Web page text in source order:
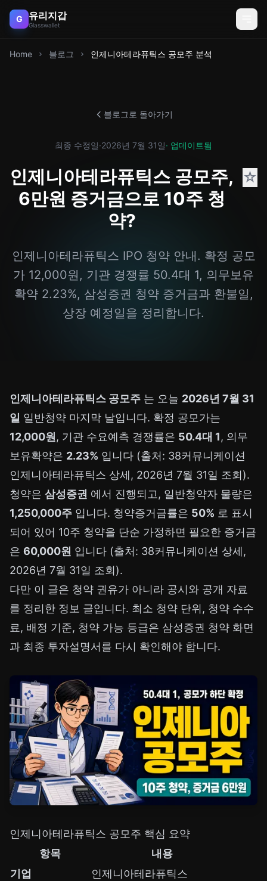
G 유리지갑
Glasswallet
Home 블로그 인제니아테라퓨틱스 공모주 분석
블로그로 돌아가기
최종 수정일·2026년 7월 31일· 업데이트됨
인제니아테라퓨틱스 공모주,
6만원 증거금으로 10주 청
약?
☆
인제니아테라퓨틱스 IPO 청약 안내. 확정 공모
가 12,000원, 기관 경쟁률 50.4대 1, 의무보유
확약 2.23%, 삼성증권 청약 증거금과 환불일,
상장 예정일을 정리합니다.
인제니아테라퓨틱스 공모주 는 오늘 2026년 7월 31
일 일반청약 마지막 날입니다. 확정 공모가는
12,000원 , 기관 수요예측 경쟁률은 50.4대 1, 의무
보유확약은 2.23% 입니다 (출처: 38커뮤니케이션
인제니아테라퓨틱스 상세, 2026년 7월 31일 조회).
청약은 삼성증권 에서 진행되고, 일반청약자 물량은
1,250,000주 입니다. 청약증거금률은 50% 로 표시
되어 있어 10주 청약을 단순 가정하면 필요한 증거금
은 60,000원 입니다 (출처: 38커뮤니케이션 상세,
2026년 7월 31일 조회).
다만 이 글은 청약 권유가 아니라 공시와 공개 자료
를 정리한 정보 글입니다. 최소 청약 단위, 청약 수수
료, 배정 기준, 청약 가능 등급은 삼성증권 청약 화면
과 최종 투자설명서를 다시 확인해야 합니다.
인제니아테라퓨틱스 공모주 핵심 요약
항목
내용
기업
인제니아테라퓨틱스